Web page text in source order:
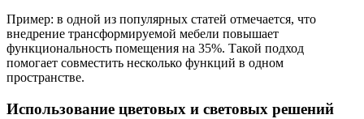
Пример: в одной из популярных статей отмечается, что
внедрение трансформируемой мебели повышает
функциональность помещения на 35%. Такой подход
помогает совместить несколько функций в одном
пространстве.
Использование цветовых и световых решений